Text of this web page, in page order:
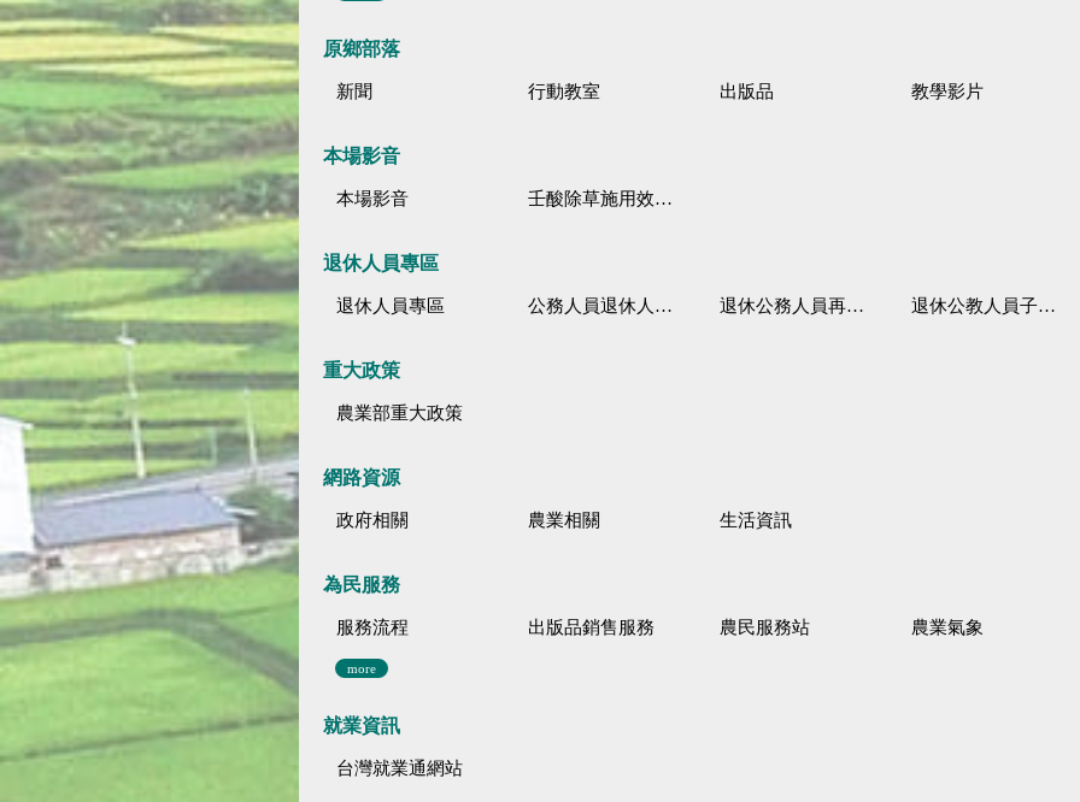
原鄉部落
新聞 行動教室 出版品 教學影片
本場影音
本場影音 壬酸除草施用效果觀察
退休人員專區
退休人員專區 公務人員退休人員法施行細則 退休公務人員再任職務 退休公教人員子女教育補助規定
重大政策
農業部重大政策
網路資源
政府相關 農業相關 生活資訊
為民服務
服務流程 出版品銷售服務 農民服務站 農業氣象
more
就業資訊
台灣就業通網站